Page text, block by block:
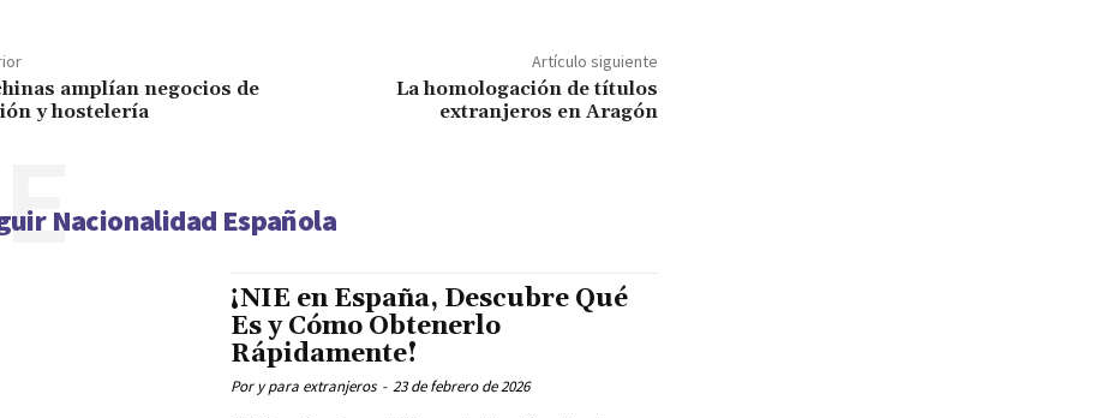
amplían negocios de
y hostelería
Artículo siguiente
La homologación de títulos
extranjeros en Aragón
Nacionalidad Española
¡NIE en España, Descubre Qué
Es y Cómo Obtenerlo
Rápidamente!
Por y para extranjeros - 23 de febrero de 2026